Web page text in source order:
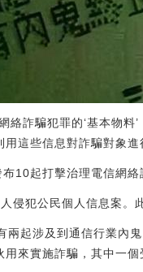
絡詐騙犯罪的‘基本物
這些信息對詐騙對象進
10起打擊治理電信網絡
犯公民個人信息案。
兩起涉及到通信行業內
來實施詐騙，其中一個